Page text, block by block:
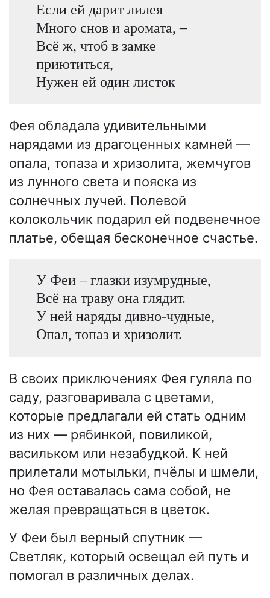
Если ей дарит лилея
Много снов и аромата, –
Всё ж, чтоб в замке
приютиться,
Нужен ей один листок
Фея обладала удивительными
нарядами из драгоценных камней —
опала, топаза и хризолита, жемчугов
из лунного света и пояска из
солнечных лучей. Полевой
колокольчик подарил ей подвенечное
платье, обещая бесконечное счастье.
У Феи – глазки изумрудные,
Всё на траву она глядит.
У ней наряды дивно-чудные,
Опал, топаз и хризолит.
В своих приключениях Фея гуляла по
саду, разговаривала с цветами,
которые предлагали ей стать одним
из них — рябинкой, повиликой,
васильком или незабудкой. К ней
прилетали мотыльки, пчёлы и шмели,
но Фея оставалась сама собой, не
желая превращаться в цветок.
У Феи был верный спутник —
Светляк, который освещал ей путь и
помогал в различных делах.